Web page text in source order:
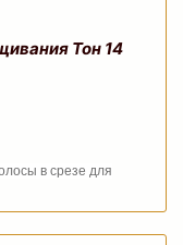
Тон 14
в срезе для